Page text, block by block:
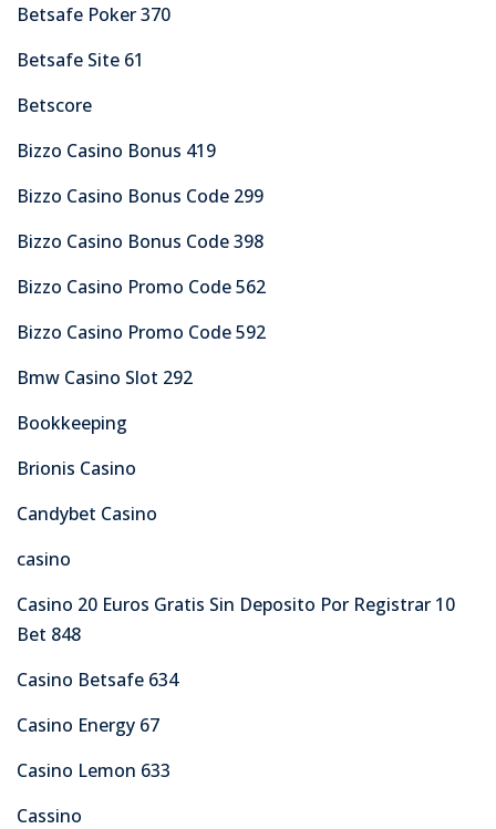
Betsafe Poker 370
Betsafe Site 61
Betscore
Bizzo Casino Bonus 419
Bizzo Casino Bonus Code 299
Bizzo Casino Bonus Code 398
Bizzo Casino Promo Code 562
Bizzo Casino Promo Code 592
Bmw Casino Slot 292
Bookkeeping
Brionis Casino
Candybet Casino
casino
Casino 20 Euros Gratis Sin Deposito Por Registrar 10
Bet 848
Casino Betsafe 634
Casino Energy 67
Casino Lemon 633
Cassino